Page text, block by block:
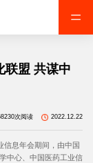
联盟 共谋中
次阅读 2022.12.22
息年会期间，由中国
中心、中国医药工业信